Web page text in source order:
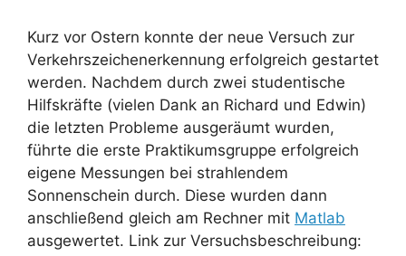
Kurz vor Ostern konnte der neue Versuch zur
Verkehrszeichenerkennung erfolgreich gestartet
werden. Nachdem durch zwei studentische
Hilfskräfte (vielen Dank an Richard und Edwin)
die letzten Probleme ausgeräumt wurden,
führte die erste Praktikumsgruppe erfolgreich
eigene Messungen bei strahlendem
Sonnenschein durch. Diese wurden dann
anschließend gleich am Rechner mit Matlab
ausgewertet. Link zur Versuchsbeschreibung: